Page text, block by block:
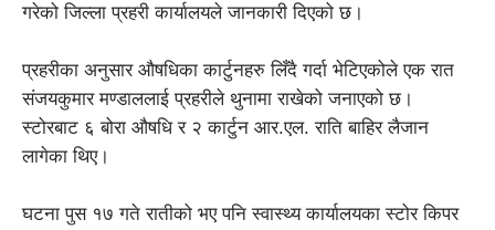
गरेको जिल्ला प्रहरी कार्यालयले जानकारी दिएको छ।
प्रहरीका अनुसार औषधिका कार्टुनहरु लिँदै गर्दा भेटिएकोले एक रात
संजयकुमार मण्डाललाई प्रहरीले थुनामा राखेको जनाएको छ।
स्टोरबाट ६ बोरा औषधि र २ कार्टुन आर.एल. राति बाहिर लैजान
लागेका थिए।
घटना पुस १७ गते रातीको भए पनि स्वास्थ्य कार्यालयका स्टोर किपर